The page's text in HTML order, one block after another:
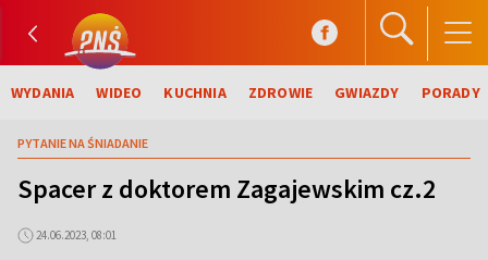
WYDANIA WIDEO KUCHNIA ZDROWIE GWIAZDY PORADY
PYTANIE NA ŚNIADANIE
Spacer z doktorem Zagajewskim cz.2
24.06.2023, 08:01